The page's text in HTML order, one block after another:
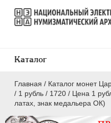
Главная / Каталог монет
/ 1 рубль / 1720 / Цена 1
латах, знак медальера ОК)
Каталог